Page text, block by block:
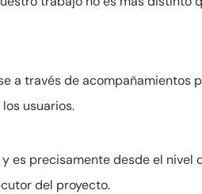
a través de acompañamientos
usuarios.
es precisamente desde el
del proyecto.